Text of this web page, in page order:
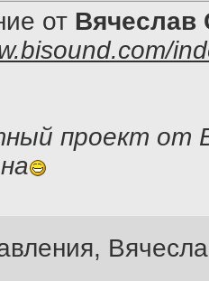
от Вячеслав
проект от